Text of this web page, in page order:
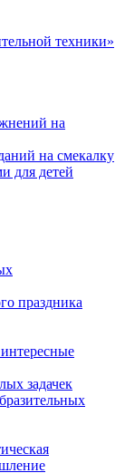
техники»
на
на смекалку
для детей
праздника
задачек